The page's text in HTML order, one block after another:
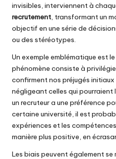
invisibles, interviennent à
recrutement , transformant un
objectif en une série de
ou des stéréotypes.
Un exemple emblématique est
phénomène consiste à
confirment nos préjugés
négligeant celles qui pourraient
un recruteur a une préférence
certaine université, il est
expériences et les
manière plus positive, en
Les biais peuvent également